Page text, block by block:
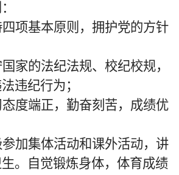
四项基本原则，拥护党的方针
国家的法纪法规、校纪校规，
违纪行为；
态度端正，勤奋刻苦，成绩优
参加集体活动和课外活动，讲
。自觉锻炼身体，体育成绩